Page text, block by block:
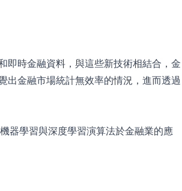
即時金融資料，與這些新技術相結合，金
出金融市場統計無效率的情況，進而透過
器學習與深度學習演算法於金融業的應